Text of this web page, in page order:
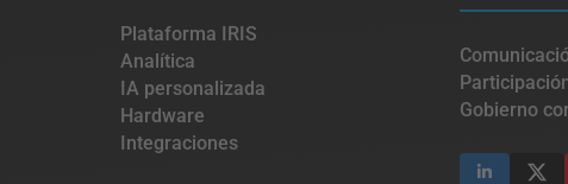
Plataforma IRIS
Analítica
IA personalizada
Hardware
Integraciones​
Gobierno